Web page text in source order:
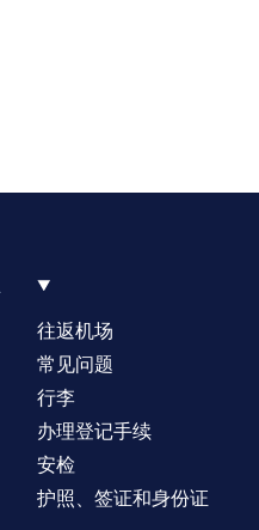
往返机场
常见问题
行李
办理登记手续
安检
护照、签证和身份证